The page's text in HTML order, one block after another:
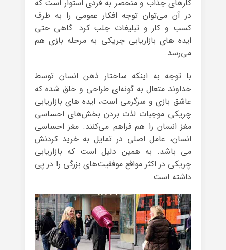
کارهای جذاب و منحصر به فردی استوار است که
در آن می‌توان توجه افکار عمومی را به طرف
کسب و کار و تبلیغات جلب کرد. گاهی حتی
ایده های بازاریابی چریکی به مرحله بازی هم
می‌رسد.
با توجه به اینکه ساختار ذهن انسان توسط
خداوند متعال به گونه‌ای طراحی و خلق شده که
عاشق بازی و سرگرمی است، ایده های بازاریابی
چریکی موجبات لذت‌ بردن بخش‌های احساسی
مغز انسان را هم فراهم می‌کنند. مغز احساسی
انسان، عامل اصلی در تمایل به خرید کردنش
می باشد. به همین دلیل است که بازاریابی
چریکی در اکثر مواقع موفقیت‌های بزرگی را در پی
داشته است.